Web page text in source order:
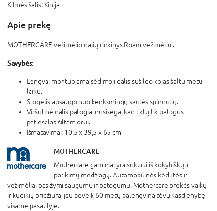
Kilmės šalis: Kinija
Apie prekę
MOTHERCARE vežimėlio dalių rinkinys Roam vežimėliui.
Savybės:
Lengvai montuojama sėdimoji dalis sušildo kojas šaltu metų
laiku.
Stogelis apsaugo nuo kenksmingų saulės spindulių.
Viršutinė dalis patogiai nusisega, kad liktų tik patogus
patiesalas šiltam orui.
Išmatavimai; 10,5 x 39,5 x 65 cm
MOTHERCARE
Mothercare gaminiai yra sukurti iš kokybiškų ir
patikimų medžiagų. Automobilinės kėdutės ir
vežimėliai pasižymi saugumu ir patogumu. Mothercare prekės vaikų
ir kūdikių priežiūrai jau beveik 60 metų palengvina tėvų kasdienybę
visame pasaulyje.